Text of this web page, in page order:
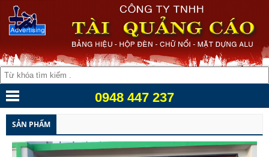
0948 447 237
SẢN PHẨM